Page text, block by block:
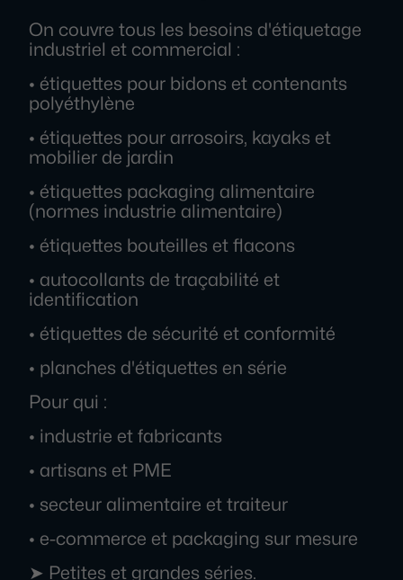
On couvre tous les besoins d'étiquetage
industriel et commercial :
• étiquettes pour bidons et contenants
polyéthylène
• étiquettes pour arrosoirs, kayaks et
mobilier de jardin
• étiquettes packaging alimentaire
(normes industrie alimentaire)
• étiquettes bouteilles et flacons
• autocollants de traçabilité et
identification
• étiquettes de sécurité et conformité
• planches d'étiquettes en série
Pour qui :
• industrie et fabricants
• artisans et PME
• secteur alimentaire et traiteur
• e-commerce et packaging sur mesure
➤ Petites et grandes séries.